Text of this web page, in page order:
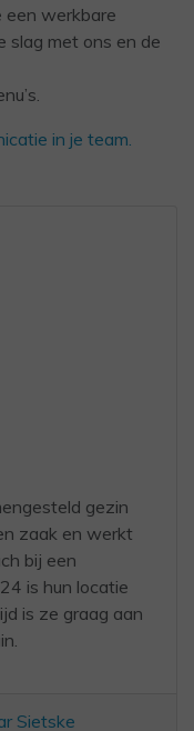
een werkbare
slag met ons en de
in je team.
gezin
zaak en werkt
bij een
is hun locatie
is ze graag aan
Sietske